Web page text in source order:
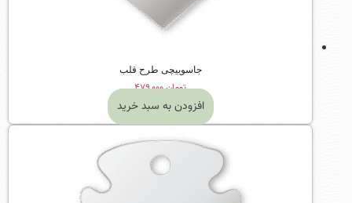
جاسوییچی طرح قلب
تومان۴۷۹,۰۰۰
افزودن به سبد خرید